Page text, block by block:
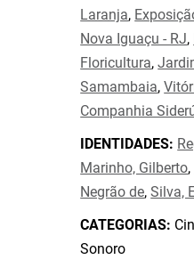
Laranja,
Nova Iguaçu - RJ,
Floricultura,
Samambaia,
Companhia
IDENTIDADES:
Marinho, Gilberto,
Negrão de,Silva,
CATEGORIAS:
Sonoro